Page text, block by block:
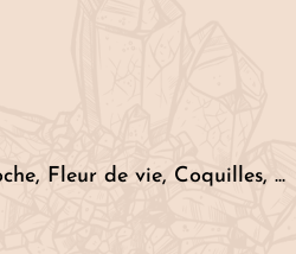
Fleur de vie, Coquilles, ...